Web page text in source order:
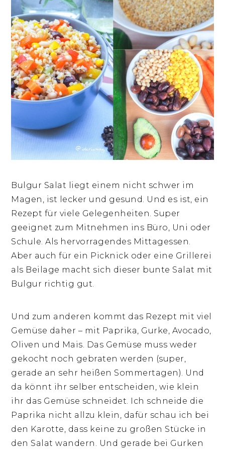
Bulgur Salat liegt einem nicht schwer im
Magen, ist lecker und gesund. Und es ist, ein
Rezept für viele Gelegenheiten. Super
geeignet zum Mitnehmen ins Büro, Uni oder
Schule. Als hervorragendes Mittagessen.
Aber auch für ein Picknick oder eine Grillerei
als Beilage macht sich dieser bunte Salat mit
Bulgur richtig gut.
Und zum anderen kommt das Rezept mit viel
Gemüse daher – mit Paprika, Gurke, Avocado,
Oliven und Mais. Das Gemüse muss weder
gekocht noch gebraten werden (super,
gerade an sehr heißen Sommertagen). Und
da könnt ihr selber entscheiden, wie klein
ihr das Gemüse schneidet. Ich schneide die
Paprika nicht allzu klein, dafür schau ich bei
den Karotte, dass keine zu großen Stücke in
den Salat wandern. Und gerade bei Gurken